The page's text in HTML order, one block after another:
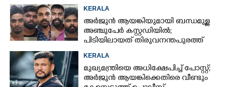
KERALA
അർജുൻ ആയങ്കിയുമായി ബന്ധമുള്ള
അഞ്ചുപേർ കസ്റ്റഡിയിൽ;
പിടിയിലായത് തിരുവനന്തപുരത്ത്
നിന്ന്
KERALA
മുഖ്യമന്ത്രിയെ അധിക്ഷേപിച്ച് പോസ്റ്റ്;
അർജുൻ ആയങ്കിക്കെതിരെ വീണ്ടും